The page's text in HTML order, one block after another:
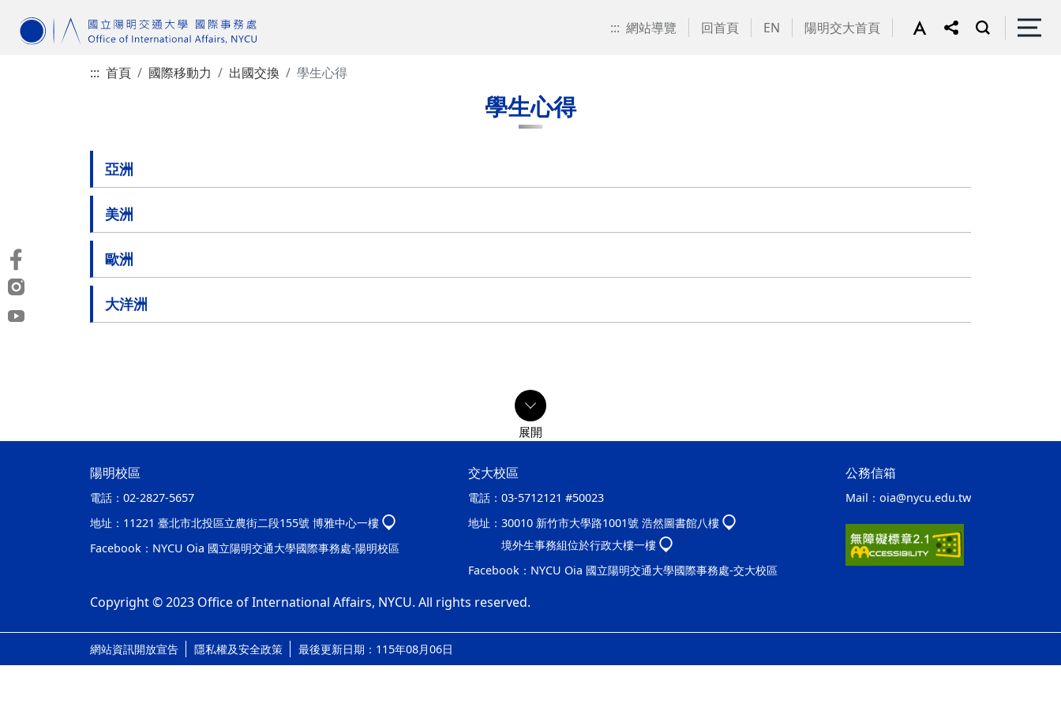
::: 網站導覽 回首頁 EN 陽明交大首頁
::: 首頁 國際移動力 出國交換 學生心得
學生心得
亞洲
美洲
歐洲
大洋洲
陽明校區
電話： 02-2827-5657
地址： 11221 臺北市北投區立農街二段155號 博雅中心一樓
Facebook： NYCU Oia 國立陽明交通大學國際事務處-陽明校區
交大校區
電話： 03-5712121 #50023
地址： 30010 新竹市大學路1001號 浩然圖書館八樓
境外生事務組位於行政大樓一樓
Facebook： NYCU Oia 國立陽明交通大學國際事務處-交大校區
公務信箱
Mail： oia@nycu.edu.tw
Copyright © 2023 Office of International Affairs, NYCU. All rights reserved.
網站資訊開放宣告 隱私權及安全政策 最後更新日期：115年08月06日